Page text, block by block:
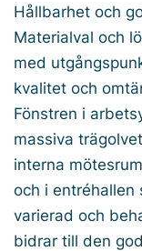
Hållbarhet och
Materialval och
med
kvalitet och
Fönstren i
massiva
interna
och i entréhallen
varierad och
bidrar till den